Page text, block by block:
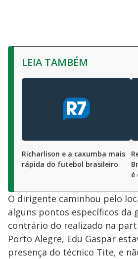
LEIA TAMBÉM
Richarlison e a caxumba mais
rápida do futebol brasileiro
é
O dirigente caminhou pelo
alguns pontos específicos da
contrário do realizado na
Porto Alegre, Edu Gaspar
presença do técnico Tite, e